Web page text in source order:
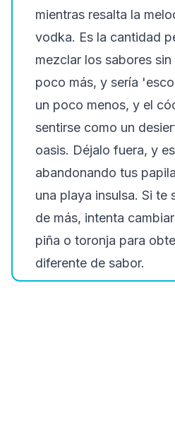
mientras resalta la
vodka. Es la cantidad
mezclar los sabores
poco más, y sería
un poco menos, y el
sentirse como un
oasis. Déjalo fuera, y
abandonando tus
una playa insulsa. Si te
de más, intenta
piña o toronja para
diferente de sabor.